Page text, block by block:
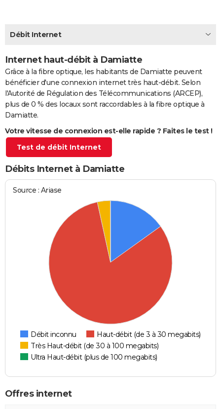
GUIDES D'ACHAT
CARTE DE VOEUX
Carte de Noël
Carte Bonne année
Carte Saint-Valentin
Carte Pâques
Carte d'anniversaire
DICTIONNAIRE
Biographies
Expressions
PROGRAMME TV
COPAINS D'AVANT
S'inscrire
Se connecter
Lycées
Collèges
Primaires
Universités
Entreprises
Service militaire
Avis de recherche
AVIS DE DÉCÈS
FORUM
Bricolage
Lifestyle
Culture
Sport
Auto
Television
Voyage
Cinema
Débit Internet
Internet haut-débit à Damiatte
Grâce à la fibre optique, les habitants de Damiatte peuvent
bénéficier d'une connexion internet très haut-débit. Selon
l'Autorité de Régulation des Télécommunications (ARCEP),
plus de 0 % des locaux sont raccordables à la fibre optique à
Damiatte.
Votre vitesse de connexion est-elle rapide ? Faites le test !
Test de débit Internet
Débits Internet à Damiatte
Source : Ariase
Débit inconnu
Haut-débit (de 3 à 30 megabits)
Très Haut-débit (de 30 à 100 megabits)
Ultra Haut-débit (plus de 100 megabits)
Offres internet